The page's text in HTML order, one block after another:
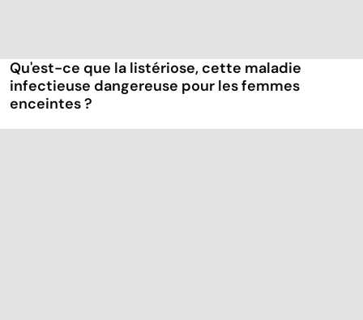
Qu'est-ce que la listériose, cette maladie
infectieuse dangereuse pour les femmes
enceintes ?